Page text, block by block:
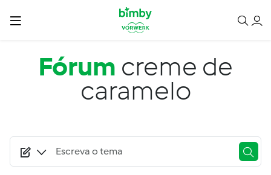
Passar para o conteúdo principal
Fórum creme de
caramelo